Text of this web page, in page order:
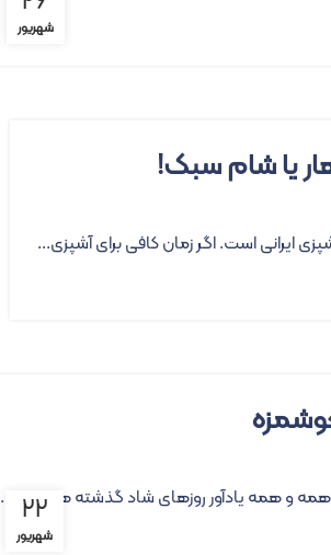
شهریور
یا شام سبک!
ایرانی است. اگر زمان کافی برای آشپزی...
۲۲
شهریور
همه و همه یادآور روزهای شاد گذشته هستند، ...